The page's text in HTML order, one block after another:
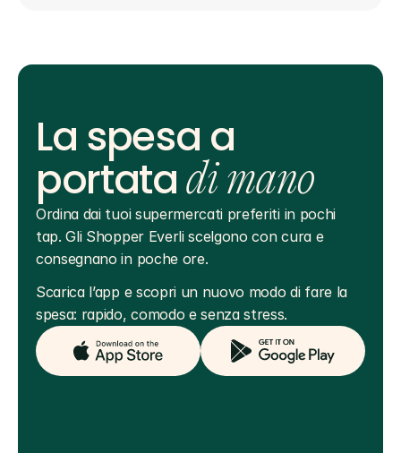
La spesa a
portatadi mano
Ordina dai tuoi supermercati preferiti in pochi
tap. Gli Shopper Everli scelgono con cura e
consegnano in poche ore.
Scarica l’app e scopri un nuovo modo di fare la
spesa: rapido, comodo e senza stress.